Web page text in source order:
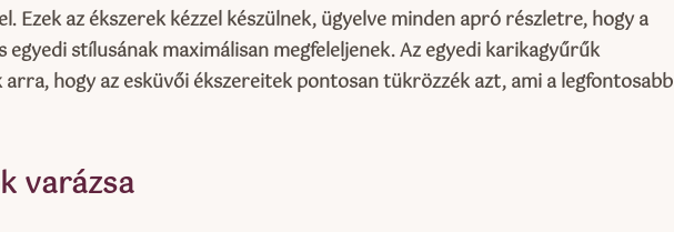
Ezek az ékszerek kézzel készülnek, ügyelve minden apró részletre, hogy a
egyedi stílusának maximálisan megfeleljenek. Az egyedi karikagyűrűk
hogy az esküvői ékszereitek pontosan tükrözzék azt, ami a legfontosabb
varázsa